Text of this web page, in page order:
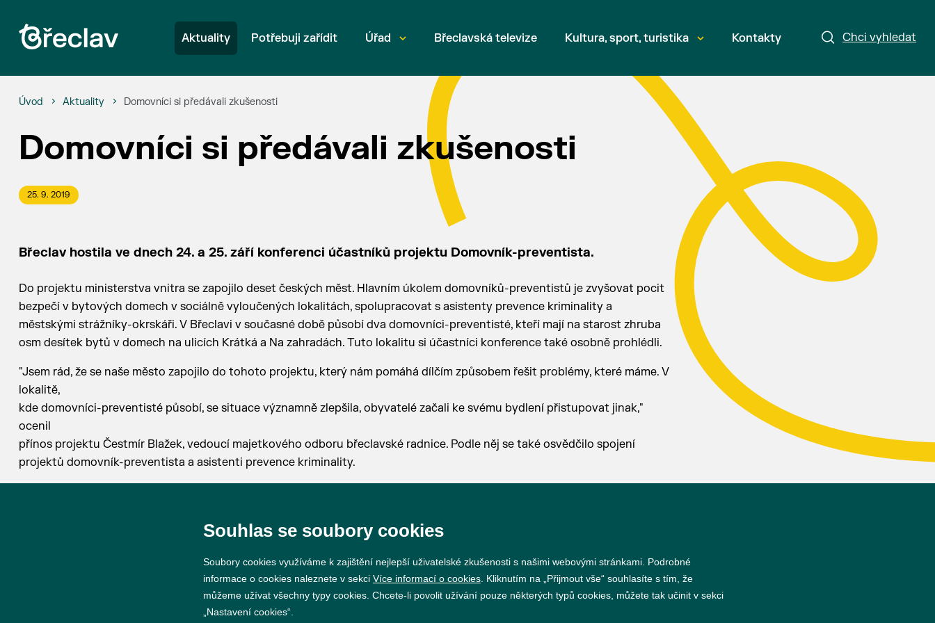
Chci vyhledat
Aktuality Potřebuji zařídit Úřad Břeclavská televize Kultura, sport, turistika Kontakty
Úvod Aktuality Domovníci si předávali zkušenosti
Domovníci si předávali zkušenosti
25. 9. 2019
Břeclav hostila ve dnech 24. a 25. září konferenci účastníků projektu Domovník-preventista.
Do projektu ministerstva vnitra se zapojilo deset českých měst. Hlavním úkolem domovníků-preventistů je zvyšovat pocit
bezpečí v bytových domech v sociálně vyloučených lokalitách, spolupracovat s asistenty prevence kriminality a
městskými strážníky-okrskáři. V Břeclavi v současné době působí dva domovníci-preventisté, kteří mají na starost zhruba
osm desítek bytů v domech na ulicích Krátká a Na zahradách. Tuto lokalitu si účastníci konference také osobně prohlédli.
"Jsem rád, že se naše město zapojilo do tohoto projektu, který nám pomáhá dílčím způsobem řešit problémy, které máme. V
lokalitě,
kde domovníci-preventisté působí, se situace významně zlepšila, obyvatelé začali ke svému bydlení přistupovat jinak,"
ocenil
přínos projektu Čestmír Blažek, vedoucí majetkového odboru břeclavské radnice. Podle něj se také osvědčilo spojení
projektů domovník-preventista a asistenti prevence kriminality.
Prohlášení o přístupnosti GDPR Nastavení cookies
Souhlas se soubory cookies
Soubory cookies využíváme k zajištění nejlepší uživatelské zkušenosti s našimi webovými stránkami. Podrobné
informace o cookies naleznete v sekci Více informací o cookies . Kliknutím na „Přijmout vše“ souhlasíte s tím, že
můžeme užívat všechny typy cookies. Chcete-li povolit užívání pouze některých typů cookies, můžete tak učinit v sekci
„Nastavení cookies“.